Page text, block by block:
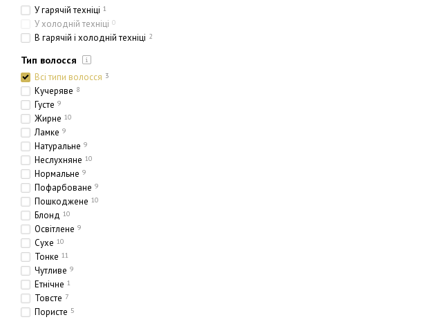
У гарячій техніці 1
У холодній техніці 0
В гарячій і холодній техніці 2
Тип волосся
Всі типи волосся 3
Кучеряве 8
Густе 9
Жирне 10
Ламке 9
Натуральне 9
Неслухняне 10
Нормальне 9
Пофарбоване 9
Пошкоджене 10
Блонд 10
Освітлене 9
Сухе 10
Тонке 11
Чутливе 9
Етнічне 1
Товсте 7
Пористе 5